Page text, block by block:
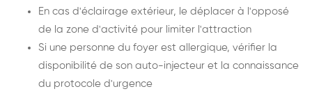
En cas d'éclairage extérieur, le déplacer à l'opposé
de la zone d'activité pour limiter l'attraction
Si une personne du foyer est allergique, vérifier la
disponibilité de son auto-injecteur et la connaissance
du protocole d'urgence